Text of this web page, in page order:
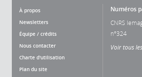
À propos
Newsletters
Équipe / crédits
Nous contacter
Charte d'utilisation
Plan du site
Numéros
CNRS
n°324
Voir tous